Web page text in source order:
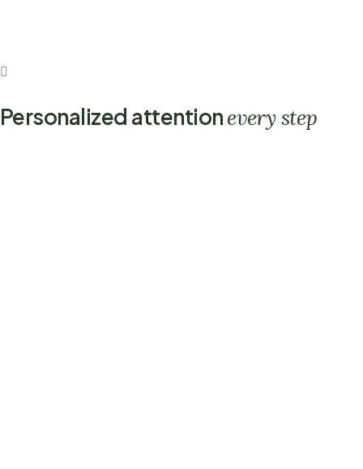
Personalized attentionevery step